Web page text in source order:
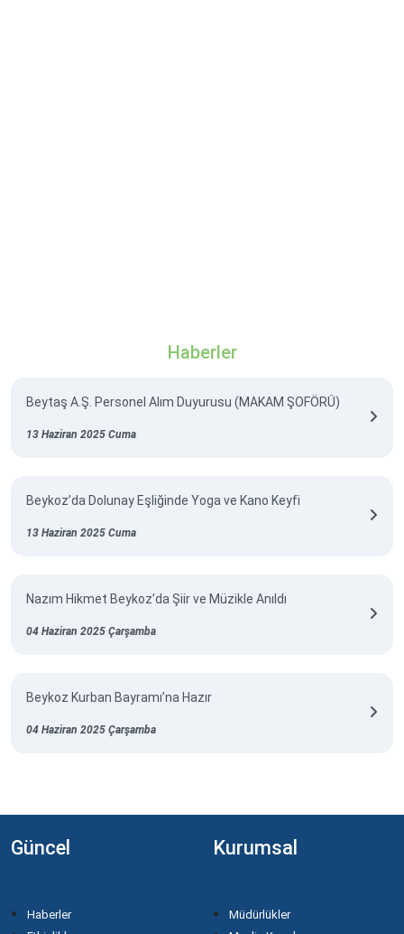
Haberler
Beytaş A.Ş. Personel Alım Duyurusu (MAKAM ŞOFÖRÜ)
13 Haziran 2025 Cuma
Beykoz’da Dolunay Eşliğinde Yoga ve Kano Keyfi
13 Haziran 2025 Cuma
Nazım Hikmet Beykoz’da Şiir ve Müzikle Anıldı
04 Haziran 2025 Çarşamba
Beykoz Kurban Bayramı’na Hazır
04 Haziran 2025 Çarşamba
Güncel
Haberler
Kurumsal
Müdürlükler